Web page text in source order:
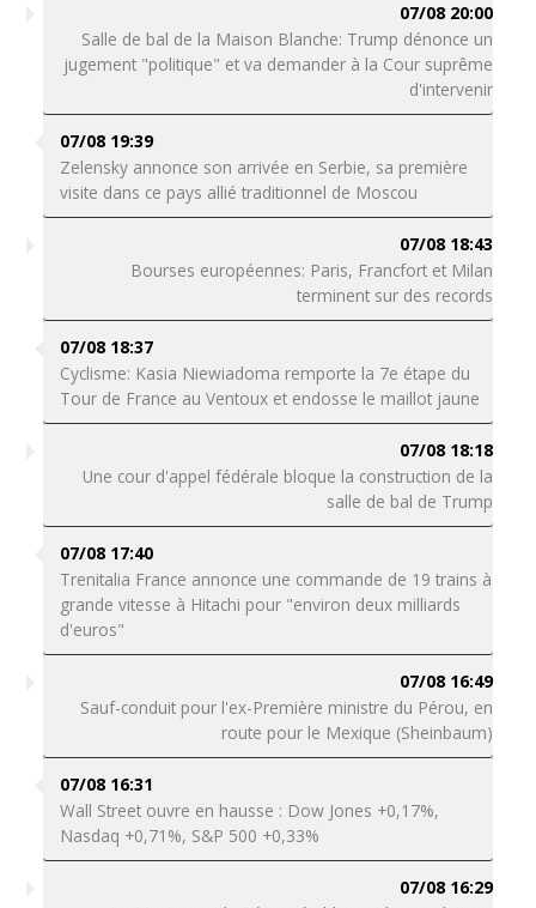
07/08 20:00
Salle de bal de la Maison Blanche: Trump dénonce un
jugement "politique" et va demander à la Cour suprême
d'intervenir
07/08 19:39
Zelensky annonce son arrivée en Serbie, sa première
visite dans ce pays allié traditionnel de Moscou
07/08 18:43
Bourses européennes: Paris, Francfort et Milan
terminent sur des records
07/08 18:37
Cyclisme: Kasia Niewiadoma remporte la 7e étape du
Tour de France au Ventoux et endosse le maillot jaune
07/08 18:18
Une cour d'appel fédérale bloque la construction de la
salle de bal de Trump
07/08 17:40
Trenitalia France annonce une commande de 19 trains à
grande vitesse à Hitachi pour "environ deux milliards
d'euros"
07/08 16:49
Sauf-conduit pour l'ex-Première ministre du Pérou, en
route pour le Mexique (Sheinbaum)
07/08 16:31
Wall Street ouvre en hausse : Dow Jones +0,17%,
Nasdaq +0,71%, S&P 500 +0,33%
07/08 16:29